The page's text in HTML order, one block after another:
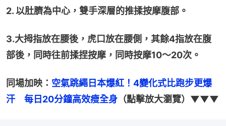
2. 以肚臍為中心，雙手深層的推揉按摩腹部。
3.大拇指放在腰後，虎口放在腰側，其餘4指放在腹
部後，同時往前揉捏按摩，同時按摩10～20次。
同場加映： 空氣跳繩日本爆紅！4變化式比跑步更爆
汗　每日20分鐘高效瘦全身 （點擊放大瀏覽）▼▼▼